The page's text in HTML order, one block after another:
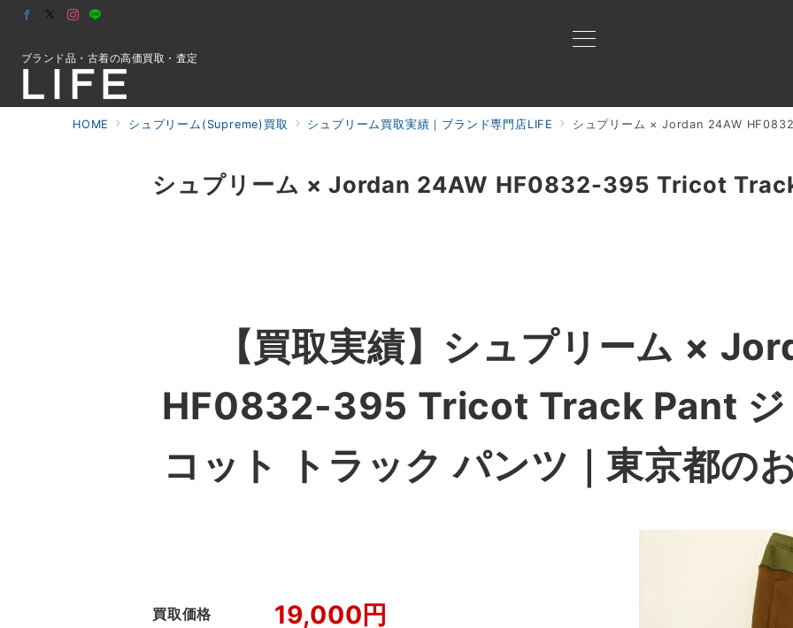
ブランド品・古着の高価買取・査定
HOME シュプリーム(Supreme)買取 シュプリーム買取実績｜ブランド専門店LIFE シュプリーム × Jordan 24AW
シュプリーム × Jordan 24AW HF0832-395 Tricot
【買取実績】 シュプリーム ×
HF0832-395 Tricot Track Pant
コット トラック パンツ ｜東京都の
買取価格 19,000円